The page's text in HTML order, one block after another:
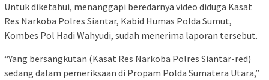
Untuk diketahui, menanggapi beredarnya video diduga Kasat
Res Narkoba Polres Siantar, Kabid Humas Polda Sumut,
Kombes Pol Hadi Wahyudi, sudah menerima laporan tersebut.
“Yang bersangkutan (Kasat Res Narkoba Polres Siantar-red)
sedang dalam pemeriksaan di Propam Polda Sumatera Utara,”